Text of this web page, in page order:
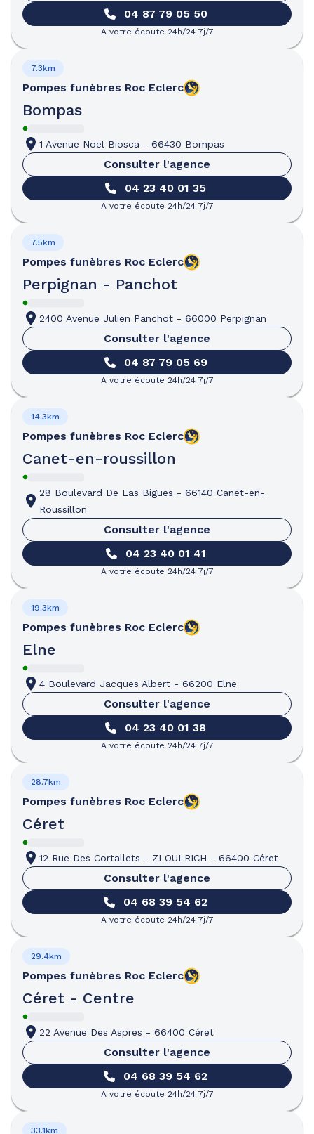
04 87 79 05 50
A votre écoute 24h/24 7j/7
Pompes funèbres Roc Eclerc
Bompas
7.3km
1 Avenue Noel Biosca - 66430 Bompas
Consulter l'agence
04 23 40 01 35
A votre écoute 24h/24 7j/7
Pompes funèbres Roc Eclerc
Perpignan - Panchot
7.5km
2400 Avenue Julien Panchot - 66000 Perpignan
Consulter l'agence
04 87 79 05 69
A votre écoute 24h/24 7j/7
Pompes funèbres Roc Eclerc
Canet-en-roussillon
14.3km
28 Boulevard De Las Bigues - 66140 Canet-en-
Roussillon
Consulter l'agence
04 23 40 01 41
A votre écoute 24h/24 7j/7
Pompes funèbres Roc Eclerc
Elne
19.3km
4 Boulevard Jacques Albert - 66200 Elne
Consulter l'agence
04 23 40 01 38
A votre écoute 24h/24 7j/7
Pompes funèbres Roc Eclerc
Céret
28.7km
12 Rue Des Cortallets - ZI OULRICH - 66400 Céret
Consulter l'agence
04 68 39 54 62
A votre écoute 24h/24 7j/7
Pompes funèbres Roc Eclerc
Céret - Centre
29.4km
22 Avenue Des Aspres - 66400 Céret
Consulter l'agence
04 68 39 54 62
A votre écoute 24h/24 7j/7
33.1km